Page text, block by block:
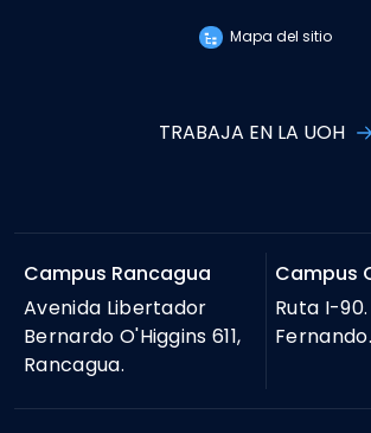
Mapa del sitio
TRABAJA EN LA UOH
Campus Rancagua
Avenida Libertador
Bernardo O'Higgins 611,
Rancagua.
Campus
Ruta I-90.
Fernando.